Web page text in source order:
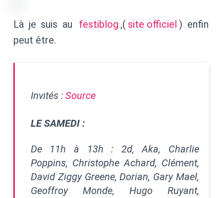
Là je suis au festiblog ,( site officiel ) enfin
peut être.
Invités : Source
LE SAMEDI :
De 11h à 13h : 2d, Aka, Charlie
Poppins, Christophe Achard, Clément,
David Ziggy Greene, Dorian, Gary Mael,
Geoffroy Monde, Hugo Ruyant,